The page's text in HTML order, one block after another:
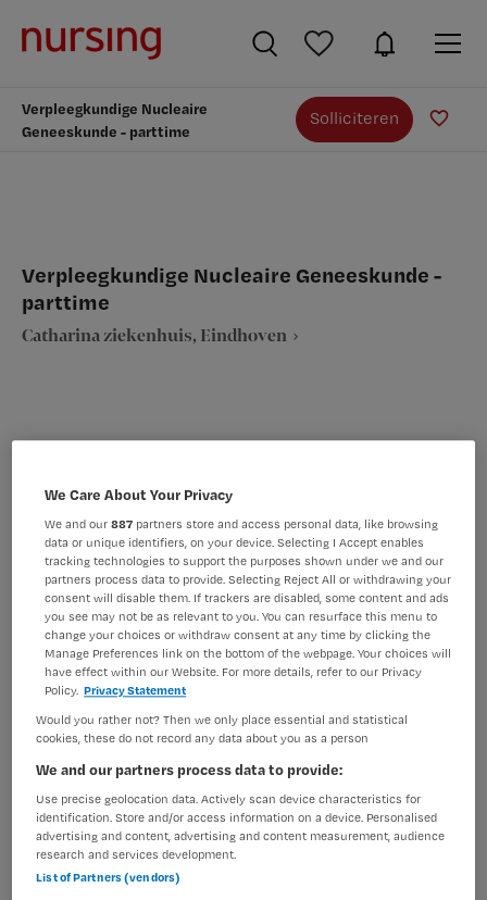
Verpleegkundige Nucleaire
Geneeskunde - parttime
Solliciteren
Verpleegkundige Nucleaire Geneeskunde -
parttime
Catharina ziekenhuis, Eindhoven
Verpleegkunde
BRANCHE
Ziekenhuis
AANSTELLING
Vaste aanstelling
PLAATSINGSDATUM
11 juli 2025
NIVEAU
MBO
ERVARING
Ervaren
DIENSTVERBAND
Vacature niet beschikbaar
Deze vacature Verpleegkundige Nucleaire Geneeskunde
- parttime bij Catharina ziekenhuis is niet meer actueel.
Hieronder staan enkele vergelijkbare vacatures die voor
u wellicht interessant zijn.
We Care About Your Privacy
We and our887 partners store and access personal data, like browsing
data or unique identifiers, on your device. Selecting I Accept enables
tracking technologies to support the purposes shown under we and our
partners process data to provide. Selecting Reject All or withdrawing your
consent will disable them. If trackers are disabled, some content and ads
you see may not be as relevant to you. You can resurface this menu to
change your choices or withdraw consent at any time by clicking the
Manage Preferences link on the bottom of the webpage. Your choices will
have effect within our Website. For more details, refer to our Privacy
Policy. Privacy Statement
Would you rather not? Then we only place essential and statistical
cookies, these do not record any data about you as a person
We and our partners process data to provide:
Use precise geolocation data. Actively scan device characteristics for
identification. Store and/or access information on a device. Personalised
advertising and content, advertising and content measurement, audience
research and services development.
List of Partners (vendors)